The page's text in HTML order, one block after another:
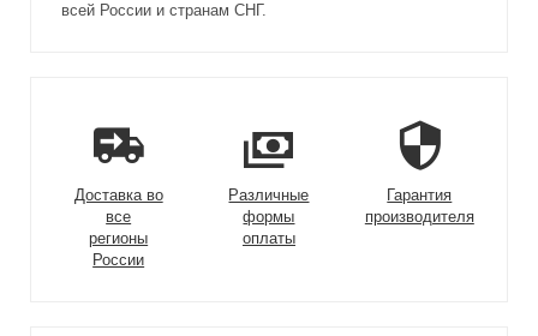
всей России и странам СНГ.
Доставка во
все
регионы
России
Различные
формы
оплаты
Гарантия
производителя